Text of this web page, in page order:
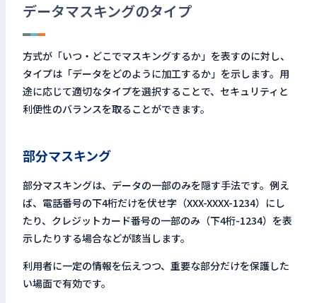
データマスキングのタイプ
方式が「いつ・どこでマスキングするか」を表すのに対し、
タイプは「データをどのように加工するか」を示します。用
途に応じて適切なタイプを選択することで、セキュリティと
利便性のバランスを取ることができます。
部分マスキング
部分マスキングは、データの一部のみを隠す手法です。例え
ば、電話番号の下4桁だけを伏せ字（XXX-XXXX-1234）にし
たり、クレジットカード番号の一部のみ（下4桁-1234）を表
示したりする場合などが該当します。
利用者に一定の情報を伝えつつ、重要な部分だけを保護した
い場面で有効です。